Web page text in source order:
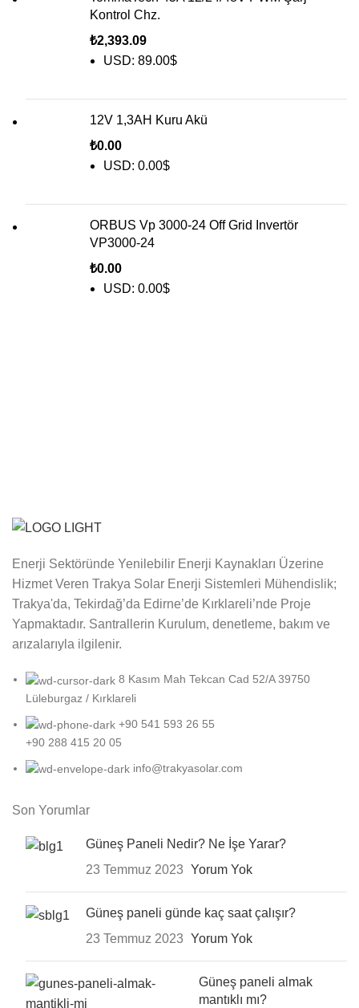
Kontrol Chz.
₺2,393.09
USD: 89.00$
12V 1,3AH Kuru Akü
₺0.00
USD: 0.00$
ORBUS Vp 3000-24 Off Grid Invertör
VP3000-24
₺0.00
USD: 0.00$
Enerji Sektöründe Yenilebilir Enerji Kaynakları Üzerine
Hizmet Veren Trakya Solar Enerji Sistemleri Mühendislik;
Trakya'da, Tekirdağ’da Edirne’de Kırklareli’nde Proje
Yapmaktadır. Santrallerin Kurulum, denetleme, bakım ve
arızalarıyla ilgilenir.
8 Kasım Mah Tekcan Cad 52/A 39750
Lüleburgaz / Kırklareli
+90 541 593 26 55
+90 288 415 20 05
info@trakyasolar.com
Son Yorumlar
Güneş Paneli Nedir? Ne İşe Yarar?
23 Temmuz 2023 Yorum Yok
Güneş paneli günde kaç saat çalışır?
23 Temmuz 2023 Yorum Yok
Güneş paneli almak
mantıklı mı?